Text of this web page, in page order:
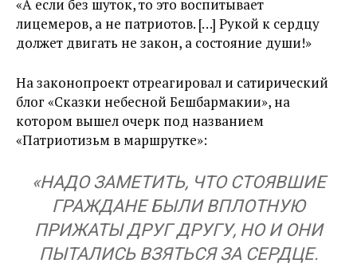
«А если без шуток, то это воспитывает
лицемеров, а не патриотов. […] Рукой к сердцу
должет двигать не закон, а состояние души!»
На законопроект отреагировал и сатирический
блог «Сказки небесной Бешбармакии», на
котором вышел очерк под названием
«Патриотизьм в маршрутке»:
«НАДО ЗАМЕТИТЬ, ЧТО СТОЯВШИЕ
ГРАЖДАНЕ БЫЛИ ВПЛОТНУЮ
ПРИЖАТЫ ДРУГ ДРУГУ, НО И ОНИ
ПЫТАЛИСЬ ВЗЯТЬСЯ ЗА СЕРДЦЕ.